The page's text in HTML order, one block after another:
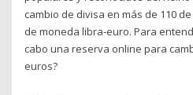
cambio de divisa en más de 110
de moneda libra-euro. Para
cabo una reserva online para
euros?